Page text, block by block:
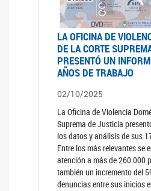
LA OFICINA DE
DE LA CORTE
PRESENTÓ UN
AÑOS DE TRABAJO
02/10/2025
La Oficina de Violencia
Suprema de Justicia
los datos y análisis de sus
Entre los más relevantes se
atención a más de 260.000
también un incremento del
denuncias entre sus inicios